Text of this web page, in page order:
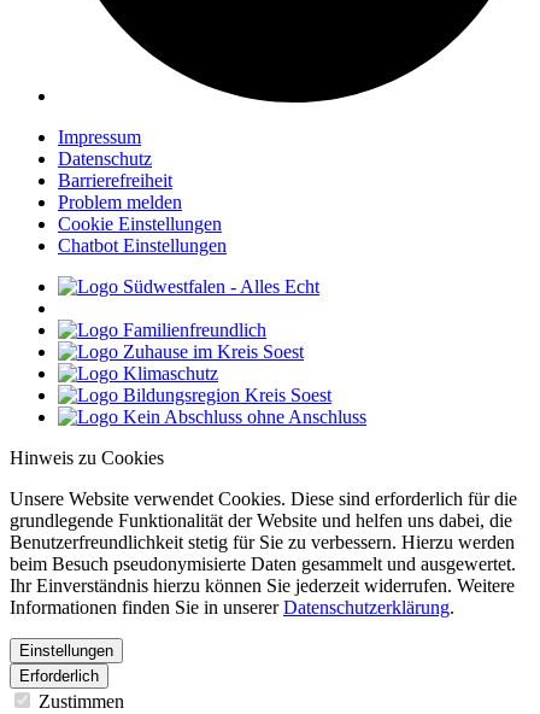
Impressum
Datenschutz
Barrierefreiheit
Problem melden
Cookie Einstellungen
Chatbot Einstellungen
Hinweis zu Cookies
Unsere Website verwendet Cookies. Diese sind erforderlich für die
grundlegende Funktionalität der Website und helfen uns dabei, die
Benutzerfreundlichkeit stetig für Sie zu verbessern. Hierzu werden
beim Besuch pseudonymisierte Daten gesammelt und ausgewertet.
Ihr Einverständnis hierzu können Sie jederzeit widerrufen. Weitere
Informationen finden Sie in unsererDatenschutzerklärung.
Einstellungen
Erforderlich
Zustimmen